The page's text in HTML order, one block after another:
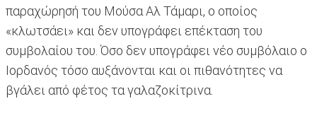
παραχώρησή του Μούσα Aλ Τάμαρι, ο οποίος
«κλωτσάει» και δεν υπογράφει επέκταση του
συμβολαίου του. Όσο δεν υπογράφει νέο συμβόλαιο ο
Ιορδανός τόσο αυξάνονται και οι πιθανότητες να
βγάλει από φέτος τα γαλαζοκίτρινα.